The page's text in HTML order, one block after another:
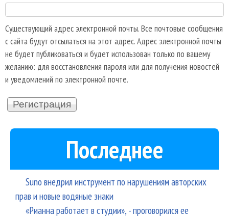
Существующий адрес электронной почты. Все почтовые сообщения
с сайта будут отсылаться на этот адрес. Адрес электронной почты
не будет публиковаться и будет использован только по вашему
желанию: для восстановления пароля или для получения новостей
и уведомлений по электронной почте.
Последнее
Suno внедрил инструмент по нарушениям авторских
прав и новые водяные знаки
«Рианна работает в студии», - проговорился ее